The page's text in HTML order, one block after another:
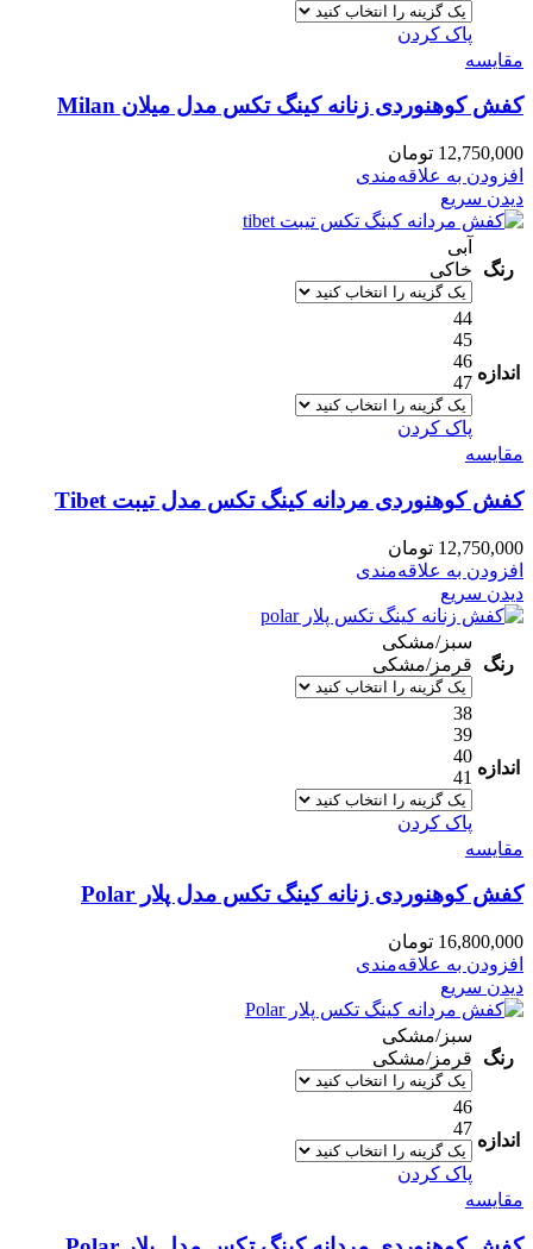
پاک کردن
مقایسه
کفش کوهنوردی زنانه کینگ تکس مدل میلان Milan
12,750,000 تومان
افزودن به علاقه‌مندی
دیدن سریع
رنگ
آبی
خاکی
اندازه
44
45
46
47
پاک کردن
مقایسه
کفش کوهنوردی مردانه کینگ تکس مدل تیبت Tibet
12,750,000 تومان
افزودن به علاقه‌مندی
دیدن سریع
رنگ
سبز/مشکی
قرمز/مشکی
اندازه
38
39
40
41
پاک کردن
مقایسه
کفش کوهنوردی زنانه کینگ تکس مدل پلار Polar
16,800,000 تومان
افزودن به علاقه‌مندی
دیدن سریع
رنگ
سبز/مشکی
قرمز/مشکی
اندازه
46
47
پاک کردن
مقایسه